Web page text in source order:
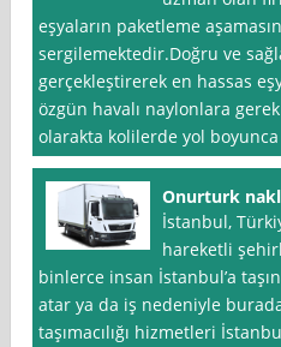
eşyaların paketleme
sergilemektedir.Doğru ve
gerçekleştirerek en hassas
özgün havalı naylonlara
olarakta kolilerde yol
Onurturk
İstanbul,
hareketli
binlerce insan İstanbul’a
atar ya da iş nedeniyle
taşımacılığı hizmetleri